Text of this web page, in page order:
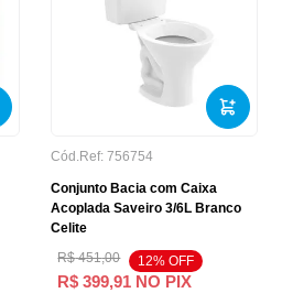
Cód.Ref: 756754
Conjunto Bacia com Caixa
Acoplada Saveiro 3/6L Branco
Celite
R$ 451,00 12% OFF
R$ 399,91 NO PIX